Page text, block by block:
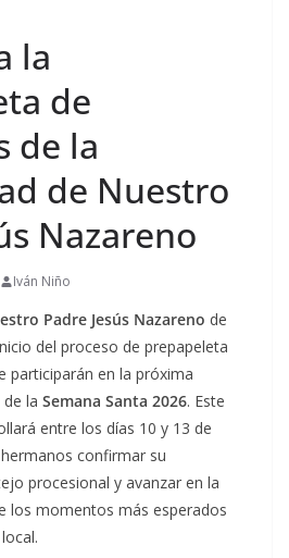
la
de
de la
de Nuestro
Nazareno
Iván Niño
Padre Jesús Nazareno de
del proceso de prepapeleta
participarán en la próxima
la Semana Santa 2026. Este
entre los días 10 y 13 de
confirmar su
procesional y avanzar en la
los momentos más esperados